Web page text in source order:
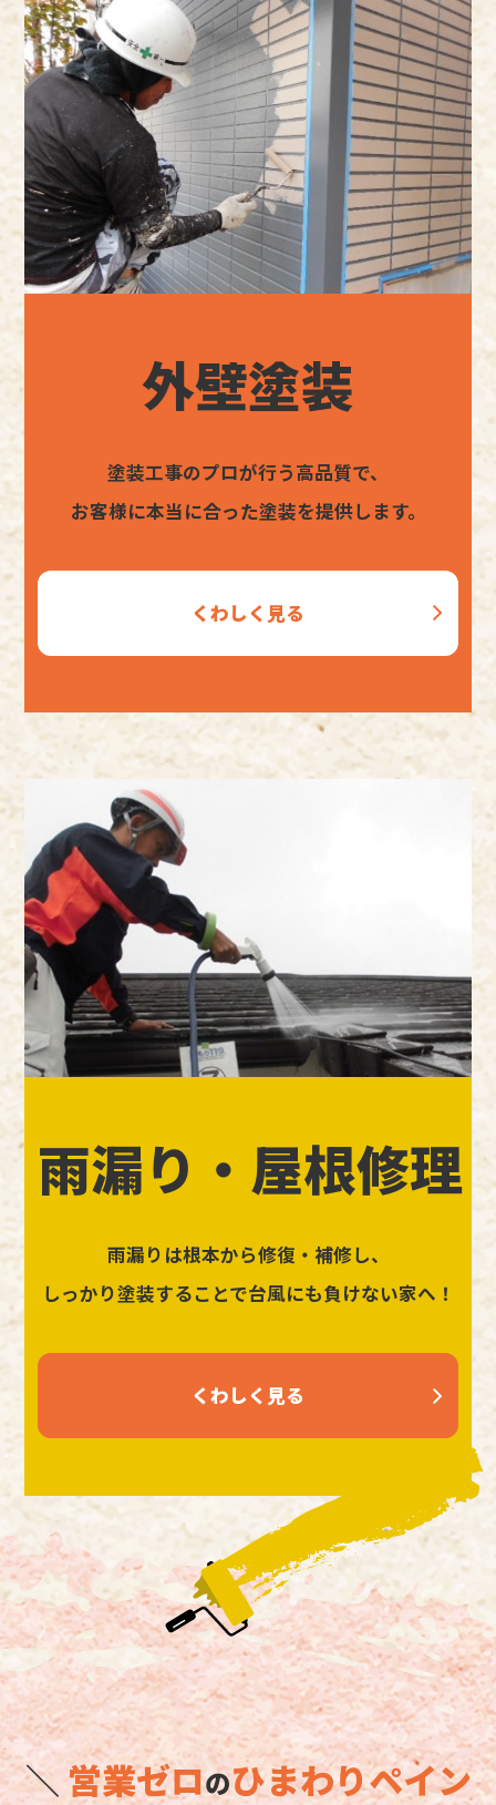
外壁塗装
塗装工事のプロが行う高品質で、
お客様に本当に合った塗装を提供します。
くわしく見る
雨漏り・屋根修理
雨漏りは根本から修復・補修し、
しっかり塗装することで台風にも負けない家へ！
くわしく見る
＼営業ゼロのひまわりペイン